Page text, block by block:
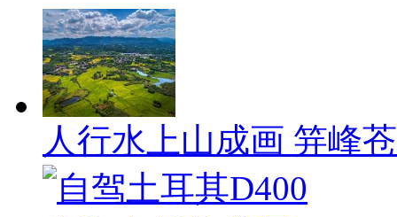
人行水上山成画 笄峰